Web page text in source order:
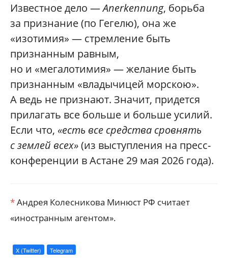
Известное дело —Anerkennung, борьба
за признание (по Гегелю), она же
«изотимия» — стремление быть
признанным равным,
но и «мегалотимия» — желание быть
признанным «владычицей морскою».
А ведь не признают. Значит, придется
прилагать все больше и больше усилий.
Если что, «есть все средства сровнять
с землей всех»(из выступления на пресс-
конференции в Астане 29 мая 2026 года).
*Андрея Колесникова Минюст РФ считает
«иностранным агентом».
X (Twitter) Telegram